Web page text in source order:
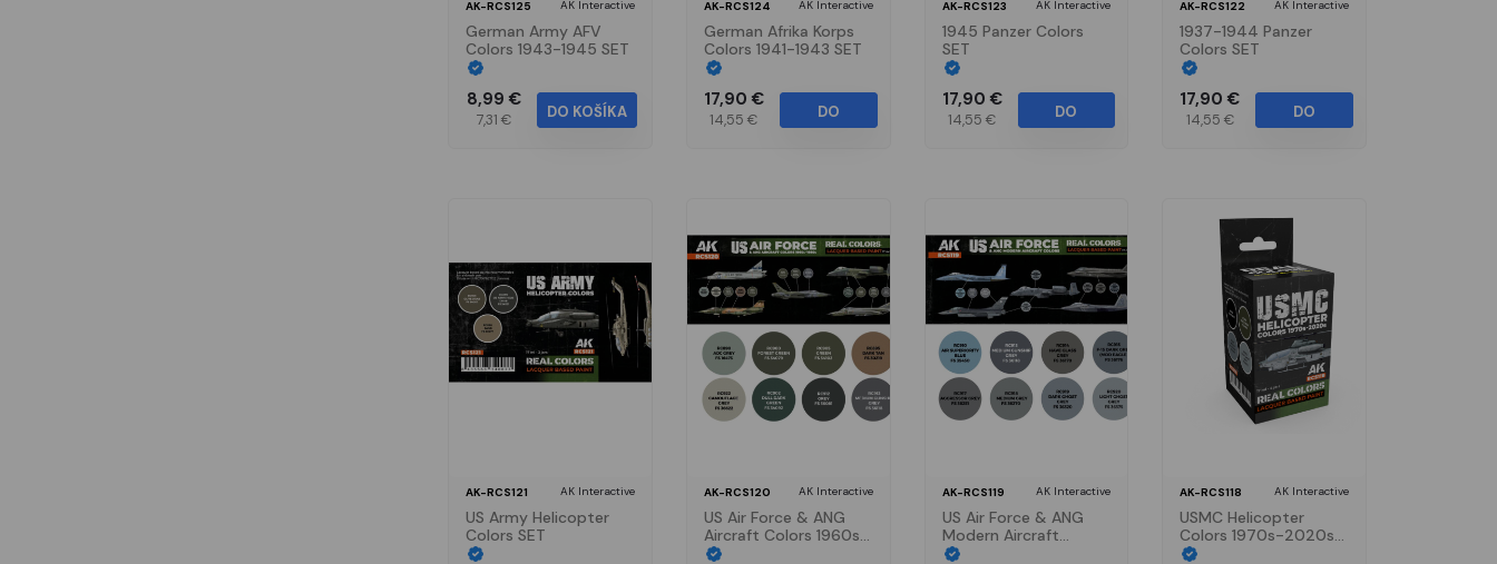
AK-RCS125 AK Interactive
German Army AFV
Colors 1943-1945 SET
8,99 €
7,31 € DO KOŠÍKA
AK-RCS124 AK Interactive
German Afrika Korps
Colors 1941-1943 SET
17,90 €
14,55 € DO
AK-RCS123 AK Interactive
1945 Panzer Colors
SET
17,90 €
14,55 € DO
AK-RCS122 AK Interactive
1937-1944 Panzer
Colors SET
17,90 €
14,55 € DO
AK-RCS121 AK Interactive
US Army Helicopter
Colors SET
AK-RCS120 AK Interactive
US Air Force & ANG
Aircraft Colors 1960s-
1980s SET
AK-RCS119 AK Interactive
US Air Force & ANG
Modern Aircraft
Colors SET
AK-RCS118 AK Interactive
USMC Helicopter
Colors 1970s-2020s
SET